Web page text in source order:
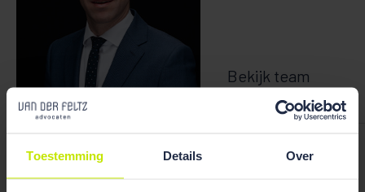
Toestemming Details Over
Bekijk team
overzicht